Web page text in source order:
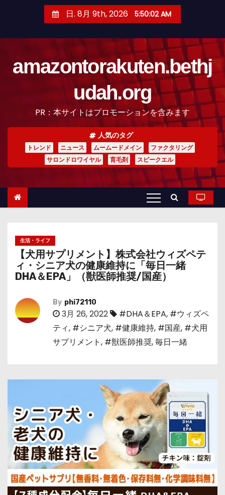
日. 8月 9th, 2026 5:50:04 AM
amazontorakuten.bethj
udah.org
PR：本サイトはプロモーションを含みます
人気のタグ
トレンド ニュース ムームードメイン
ファクタリング
サロンドロワイヤル
育毛剤 スピークエル
生活・ライフ
【犬用サプリメント】株式会社ウィズペテ
ィ・シニア犬の健康維持に「毎日一緒
DHA＆EPA」（獣医師推奨/国産）
By phi72110
3月 26, 2022 #DHA＆EPA, #ウィズペ
ティ, #シニア犬, #健康維持, #国産, #犬用
サプリメント, #獣医師推奨,毎日一緒